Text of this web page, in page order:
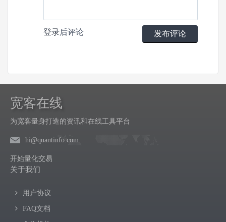
登录后评论 发布评论
宽客在线
为宽客量身打造的资讯和在线工具平台
hi@quantinfo.com
开始量化交易
关于我们
用户协议
FAQ文档